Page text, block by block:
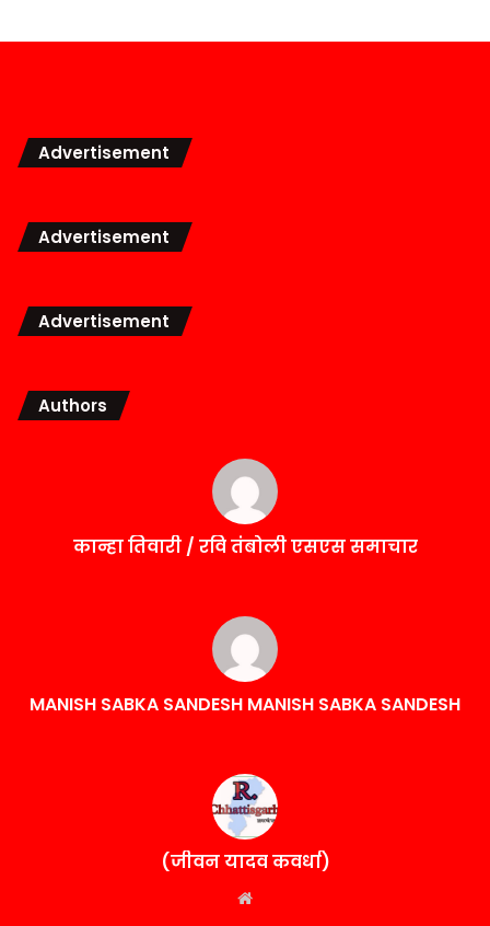
Advertisement
Advertisement
Advertisement
Authors
कान्हा तिवारी / रवि तंबोली एसएस समाचार
MANISH SABKA SANDESH MANISH SABKA SANDESH
(जीवन यादव कवर्धा)